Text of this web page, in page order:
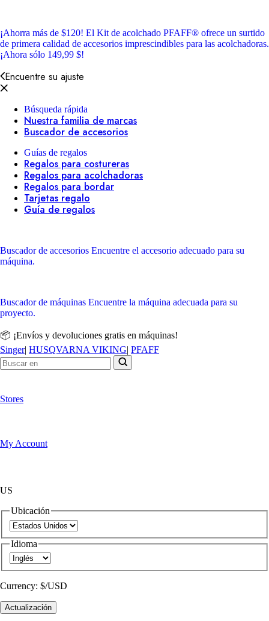
¡Ahorra más de $120! El Kit de acolchado PFAFF® ofrece un surtido
de primera calidad de accesorios imprescindibles para las acolchadoras.
¡Ahora sólo 149,99 $!
Encuentre su ajuste
Búsqueda rápida
Nuestra familia de marcas
Buscador de accesorios
Guías de regalos
Regalos para costureras
Regalos para acolchadoras
Regalos para bordar
Tarjetas regalo
Guía de regalos
Buscador de accesorios Encuentre el accesorio adecuado para su
máquina.
Buscador de máquinas Encuentre la máquina adecuada para su
proyecto.
📦 ¡Envíos y devoluciones gratis en máquinas!
Singer| HUSQVARNA VIKING| PFAFF
Stores
My Account
US
Ubicación
Idioma
Currency: $/USD
Actualización